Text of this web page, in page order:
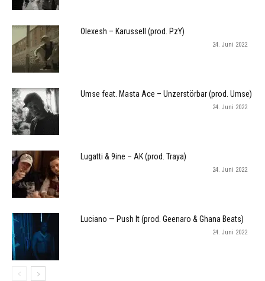
Olexesh – Karussell (prod. PzY)
24. Juni 2022
Umse feat. Masta Ace – Unzerstörbar (prod. Umse)
24. Juni 2022
Lugatti & 9ine – AK (prod. Traya)
24. Juni 2022
Luciano — Push It (prod. Geenaro & Ghana Beats)
24. Juni 2022